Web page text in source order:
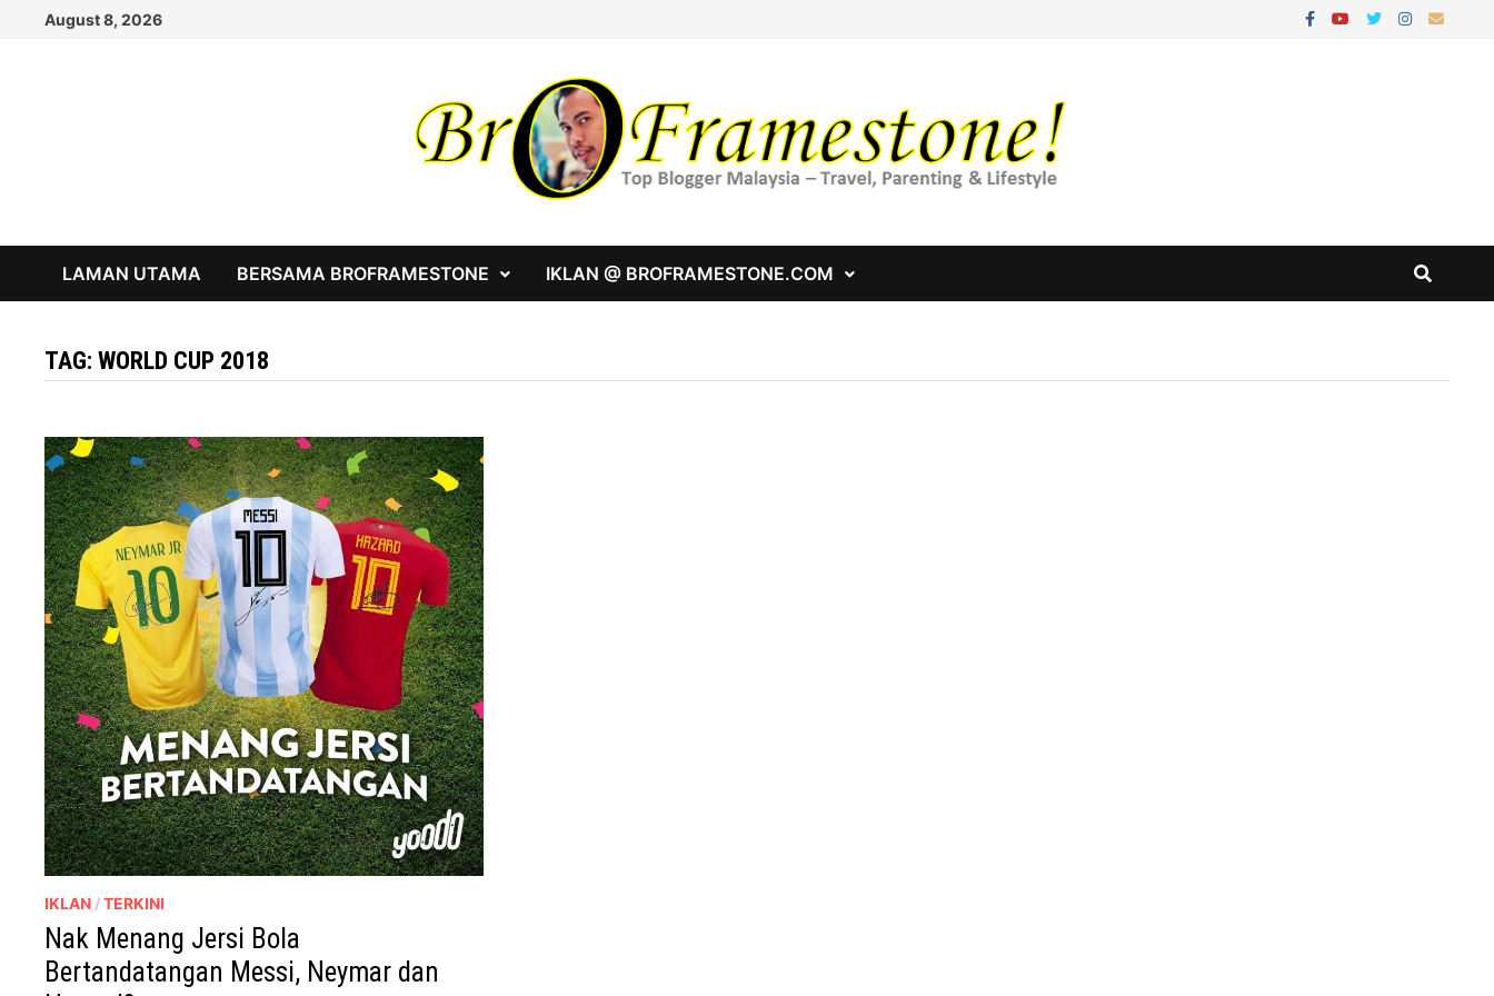
August 8, 2026
LAMAN UTAMA BERSAMA BROFRAMESTONE IKLAN @ BROFRAMESTONE.COM
TAG:WORLD CUP 2018
IKLAN /TERKINI
Nak Menang Jersi Bola
Bertandatangan Messi, Neymar dan